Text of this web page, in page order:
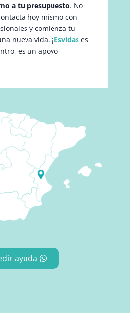
a tu presupuesto. No
hoy mismo con
y comienza tu
nueva vida. ¡Esvidas es
es un apoyo
ayuda